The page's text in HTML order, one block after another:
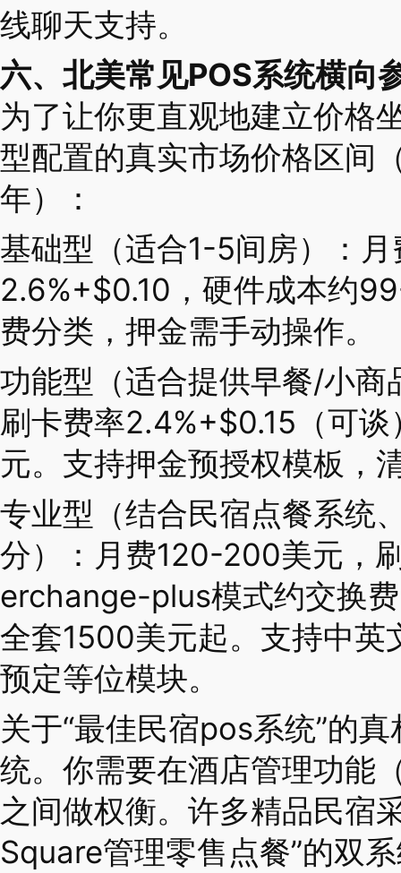
线聊天支持。
六、北美常见POS系统横向
为了让你更直观地建立价格
型配置的真实市场价格区间
年）：
基础型（适合1-5间房）：
2.6%+$0.10，硬件成本约
费分类，押金需手动操作。
功能型（适合提供早餐/小
刷卡费率2.4%+$0.15（可
元。支持押金预授权模板，
专业型（结合民宿点餐系统
分）：月费120-200美元，
erchange-plus模式约交换
全套1500美元起。支持中英
预定等位模块。
关于“最佳民宿pos系统”的
统。你需要在酒店管理功能
之间做权衡。许多精品民宿
Square管理零售点餐”的双